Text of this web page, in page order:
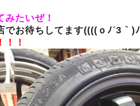
みたいぜ！
でお待ちしてます((((ｏﾉ´3｀)ﾉ
！！